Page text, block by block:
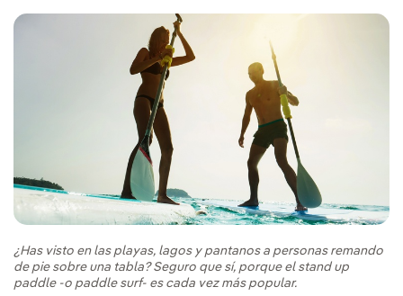
¿Has visto en las playas, lagos y pantanos a personas remando
de pie sobre una tabla? Seguro que sí, porque el stand up
paddle -o paddle surf- es cada vez más popular.